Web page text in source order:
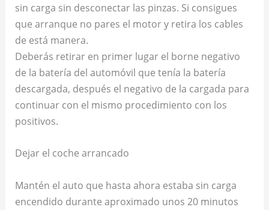
sin carga sin desconectar las pinzas. Si consigues
que arranque no pares el motor y retira los cables
de está manera.
Deberás retirar en primer lugar el borne negativo
de la batería del automóvil que tenía la batería
descargada, después el negativo de la cargada para
continuar con el mismo procedimiento con los
positivos.
Dejar el coche arrancado
Mantén el auto que hasta ahora estaba sin carga
encendido durante aproximado unos 20 minutos